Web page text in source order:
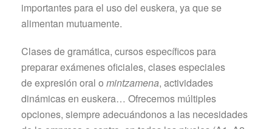
importantes para el uso del euskera, ya que se
alimentan mutuamente.
Clases de gramática, cursos específicos para
preparar exámenes oficiales, clases especiales
de expresión oral o mintzamena, actividades
dinámicas en euskera… Ofrecemos múltiples
opciones, siempre adecuándonos a las necesidades